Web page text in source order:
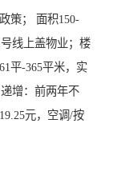
策； 面积150-
线上盖物业；楼
平-365平米，实
增：前两年不
元，空调/按